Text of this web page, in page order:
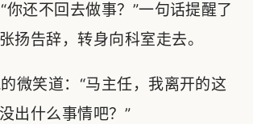
还不回去做事？”一句话提醒了
扬告辞，转身向科室走去。
微笑道：“马主任，我离开的这
出什么事情吧？”